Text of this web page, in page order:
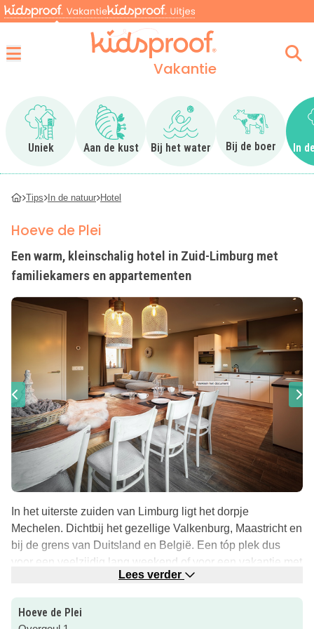
Vakantie
Uniek
Ga naar Uniek
Aan de kust
Ga naar Aan de kust
Bij het water
Ga naar Bij het water
Bij de boer
Ga naar Bij
In
Tips In de natuur Hotel
Hoeve de Plei
Een warm, kleinschalig hotel in Zuid-Limburg met
familiekamers en appartementen
In het uiterste zuiden van Limburg ligt het dorpje
Mechelen. Dichtbij het gezellige Valkenburg, Maastricht en
bij de grens van Duitsland en België. Een tóp plek dus
voor een veelzijdig lang weekend of voor een vakantie met
je gezin! Na een dag toerist in eigen land (of net over de
grens) geweest te zijn kom je heerlijk tot rust in Hoeve de
Plei!
Lees verder
Hoeve de Plei